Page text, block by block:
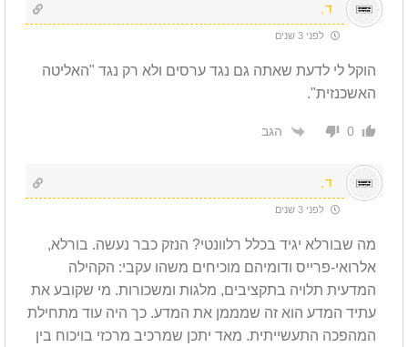
ד,
לפני 3 שנים
הוקל לי לדעת שאתה גם נגד ערסים ולא רק נגד "האליטה
האשכנזית".
0 הגב
ד,
לפני 3 שנים
מה שבורלא יגיד בכלל רלוונטי? הנזק כבר נעשה. בורלא,
אלרואי-פרייס ודומיהם מוכיחים משהו עקבי: הקהילה
המדעית תלויה בתקציבים, מלגות ומשכורות. מי שקובע את
עתיד המדע הוא זה שמממן את המדע. כך היה עוד מתחילת
המהפכה התעשייתית. מאד יתכן שמרכיב מרכזי בויכוח בין